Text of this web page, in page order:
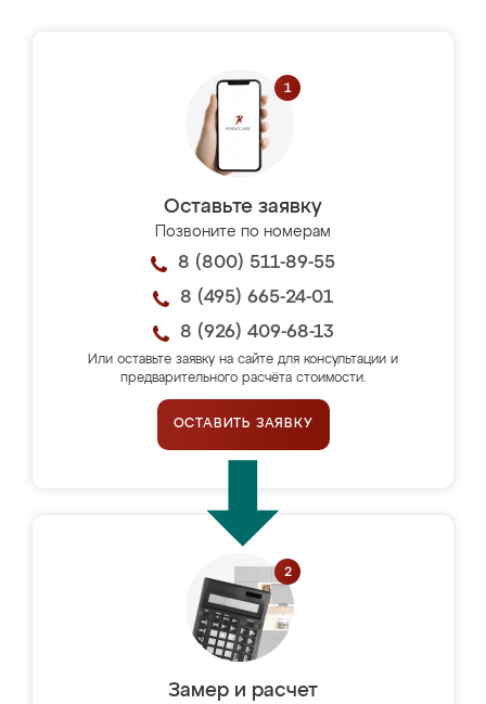
Оставьте заявку
Позвоните по номерам
8 (800) 511-89-55
8 (495) 665-24-01
8 (926) 409-68-13
Или оставьте заявку на сайте для консультации и
предварительного расчёта стоимости.
ОСТАВИТЬ ЗАЯВКУ
Замер и расчет